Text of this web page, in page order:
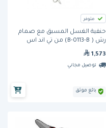
متوفر
حنفية الغسل المسبق مع صمام
رش ( B-0113-B) من تي اند اس
1,573
توصيل مجاني
بائع موثق